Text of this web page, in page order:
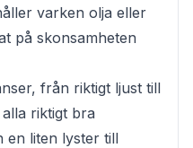
varken olja eller
på skonsamheten
från riktigt ljust till
riktigt bra
en liten lyster till